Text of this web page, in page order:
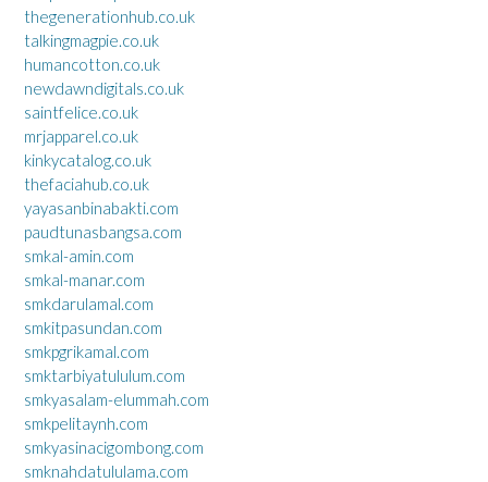
thegenerationhub.co.uk
talkingmagpie.co.uk
humancotton.co.uk
newdawndigitals.co.uk
saintfelice.co.uk
mrjapparel.co.uk
kinkycatalog.co.uk
thefaciahub.co.uk
yayasanbinabakti.com
paudtunasbangsa.com
smkal-amin.com
smkal-manar.com
smkdarulamal.com
smkitpasundan.com
smkpgrikamal.com
smktarbiyatululum.com
smkyasalam-elummah.com
smkpelitaynh.com
smkyasinacigombong.com
smknahdatululama.com